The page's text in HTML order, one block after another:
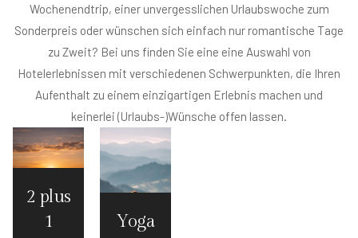
Wochenendtrip, einer unvergesslichen Urlaubswoche zum
Sonderpreis oder wünschen sich einfach nur romantische Tage
zu Zweit? Bei uns finden Sie eine eine Auswahl von
Hotelerlebnissen mit verschiedenen Schwerpunkten, die Ihren
Aufenthalt zu einem einzigartigen Erlebnis machen und
keinerlei (Urlaubs-)Wünsche offen lassen.
2 plus
1
Yoga